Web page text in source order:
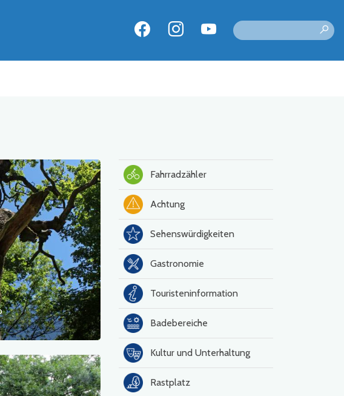
Fahrradzähler
Achtung
Sehenswürdigkeiten
Gastronomie
Touristeninformation
Badebereiche
Kultur und Unterhaltung
Rastplatz